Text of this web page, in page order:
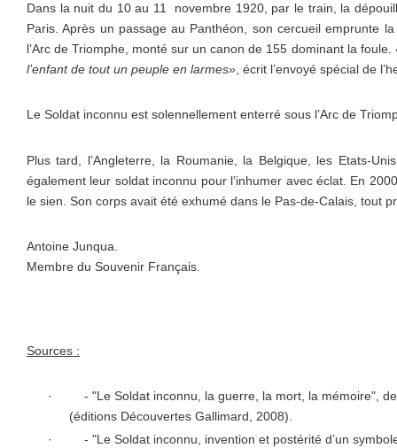
Dans la nuit du 10 au 11 novembre 1920, par le train, la
Paris. Après un passage au Panthéon, son cercueil emprunte
l’Arc de Triomphe, monté sur un canon de 155 dominant la foule.
l’enfant de tout un peuple en larmes» , écrit l’envoyé spécial de
Le Soldat inconnu est solennellement enterré sous l’Arc de
Plus tard, l’Angleterre, la Roumanie, la Belgique, les Etats-
également leur soldat inconnu pour l’inhumer avec éclat. En
le sien. Son corps avait été exhumé dans le Pas-de-Calais, tout
Antoine Junqua.
Membre du Souvenir Français.
Sources :
· - "Le Soldat inconnu, la guerre, la mort, la mémoire",
(éditions Découvertes Gallimard, 2008).
·
- "Le Soldat inconnu, invention et postérité d’un